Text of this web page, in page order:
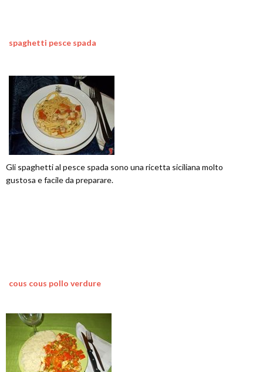
spaghetti pesce spada
Gli spaghetti al pesce spada sono una ricetta siciliana molto
gustosa e facile da preparare.
cous cous pollo verdure